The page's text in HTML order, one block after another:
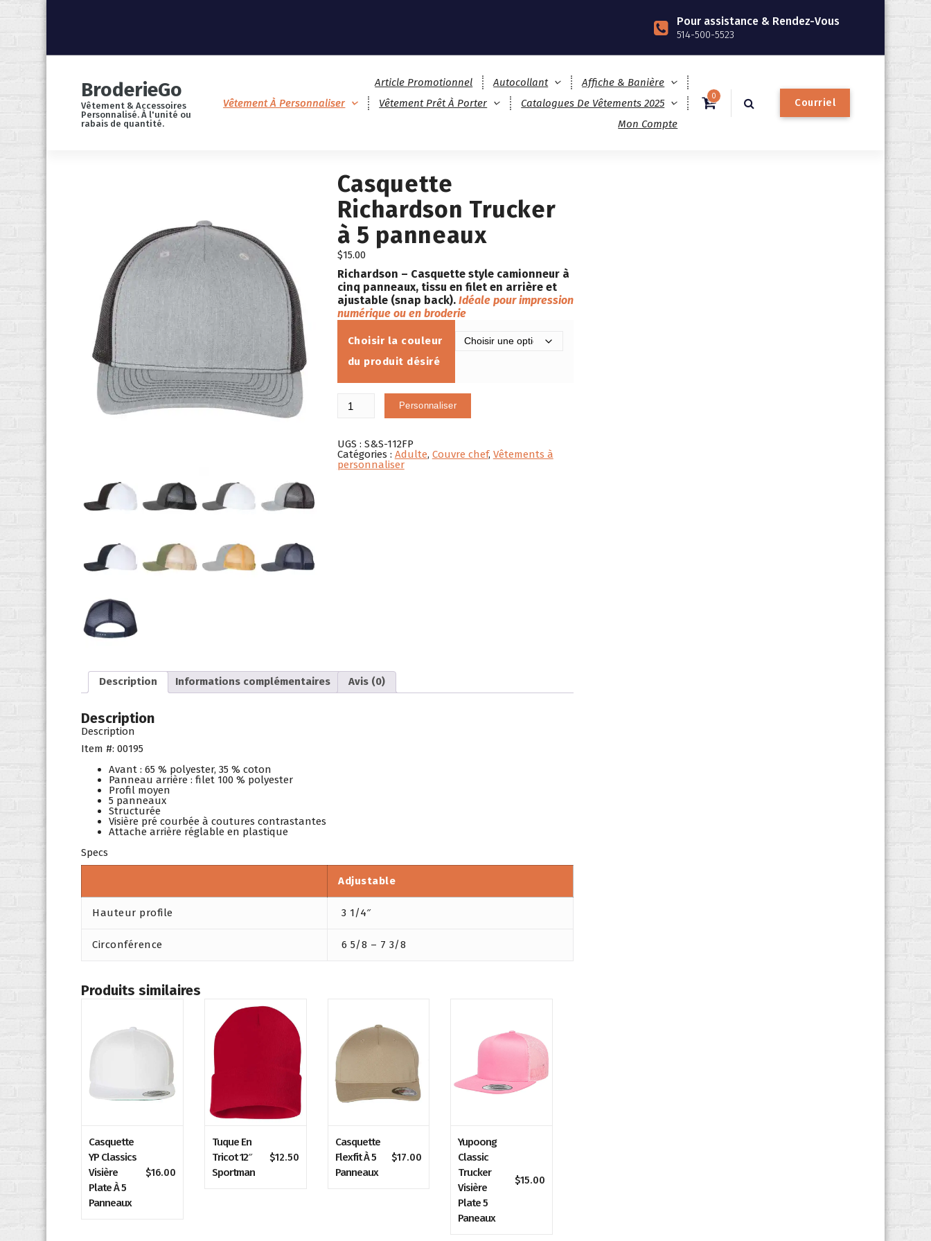
o
Pour assistance & Rendez-Vous
514-500-5523
BroderieGo
Vêtement & Accessoires
Personnalisé. À l'unité ou
rabais de quantité.
Article Promotionnel Autocollant
Affiche & Banière
Vêtement À Personnaliser
Vêtement Prêt À Porter
Catalogues De Vêtements 2025
Mon Compte
0
Courriel
Casquette
Richardson Trucker
à 5 panneaux
$15.00
Richardson – Casquette style camionneur à
cinq panneaux, tissu en filet en arrière et
ajustable (snap back).Idéale pour impression
numérique ou en broderie
Choisir la couleur
du produit désiré
Casquette
Trucker
à
5
panneaux
Personnaliser
UGS : S&S-112FP
Catégories : Adulte, Couvre chef, Vêtements à
personnaliser
Description Informations complémentaires Avis (0)
Description
Description
Item #: 00195
Avant : 65 % polyester, 35 % coton
Panneau arrière : filet 100 % polyester
Profil moyen
5 panneaux
Structurée
Visière pré courbée à coutures contrastantes
Attache arrière réglable en plastique
Specs
Adjustable
Hauteur profile 3 1/4″
Circonférence 6 5/8 – 7 3/8
Produits similaires
Casquette
YP Classics
Visière
Plate À 5
Panneaux
$16.00
Tuque En
Tricot 12″
Sportman
$12.50
Casquette
Flexfit À 5
Panneaux
$17.00
Yupoong
Classic
Trucker
Visière
Plate 5
Paneaux
$15.00